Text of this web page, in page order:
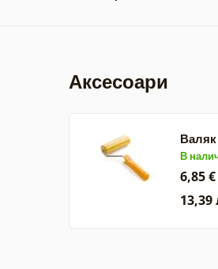
Аксесоари
Валяк
В
6,85 €
13,39